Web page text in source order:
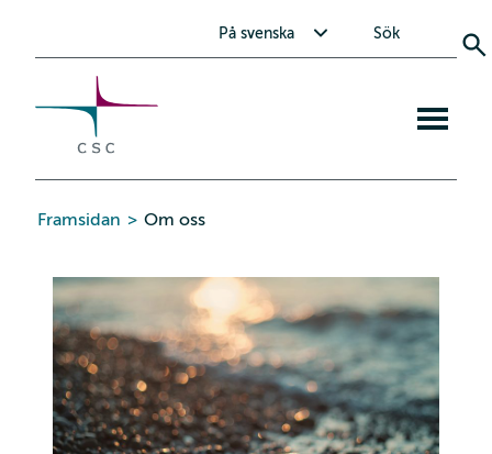
content
På svenska Sök
Framsidan > Om oss